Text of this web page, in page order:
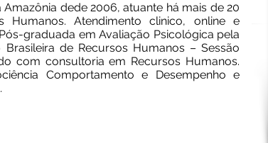
dede 2006, atuante há mais de 20
Humanos. Atendimento clinico, online e
graduada em Avaliação Psicológica pela
de Recursos Humanos – Sessão
com consultoria em Recursos Humanos.
Comportamento e Desempenho e